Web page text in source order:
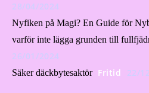
28/04/2024
Nyfiken på Magi? En Guide för
varför inte lägga grunden till
26/01/2024
Säker däckbytesaktör Fritid 22/